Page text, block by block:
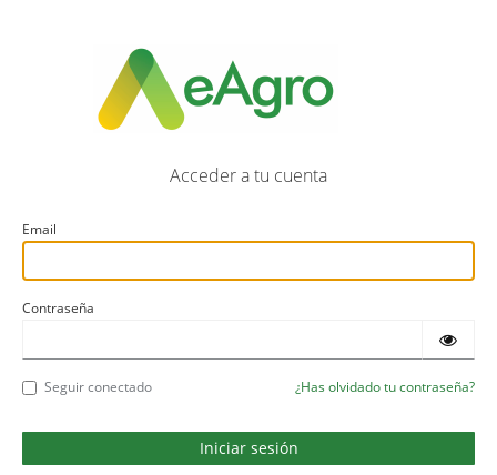
Acceder a tu cuenta
Email
Contraseña
Seguir conectado ¿Has olvidado tu contraseña?